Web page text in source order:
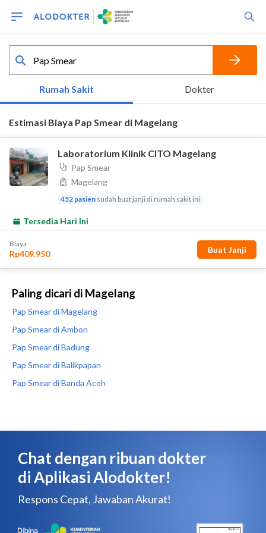
Paling dicari di Magelang
Pap Smear di Magelang
Pap Smear di Ambon
Pap Smear di Badung
Pap Smear di Balikpapan
Pap Smear di Banda Aceh